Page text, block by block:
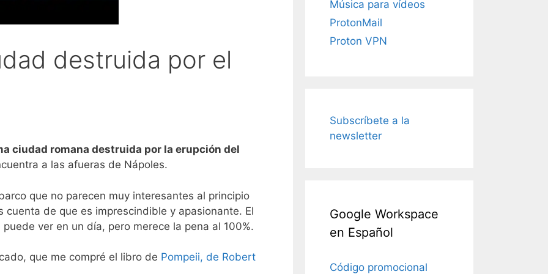
destruida por el
ciudad romana destruida por la erupción del
a las afueras de Nápoles.
que no parecen muy interesantes al principio
cuenta de que es imprescindible y apasionante. El
ver en un día, pero merece la pena al 100%.
que me compré el libro de Pompeii, de Robert
Música para vídeos
ProtonMail
Proton VPN
Subscríbete a la
newsletter
Google Workspace
en Español
Código promocional